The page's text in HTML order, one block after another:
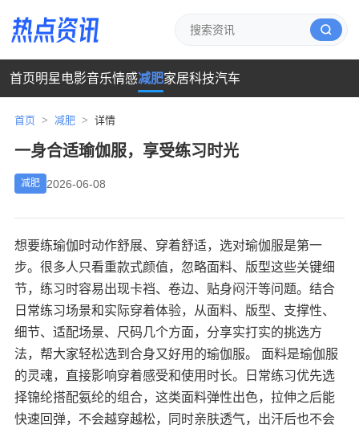
首页明星 电影音乐情感减肥家居科技汽车
首页 > 减肥 > 详情
一身合适瑜伽服，享受练习时光
减肥 2026-06-08
想要练瑜伽时动作舒展、穿着舒适，选对瑜伽服是第一
步。很多人只看重款式颜值，忽略面料、版型这些关键细
节，练习时容易出现卡裆、卷边、贴身闷汗等问题。结合
日常练习场景和实际穿着体验，从面料、版型、支撑性、
细节、适配场景、尺码几个方面，分享实打实的挑选方
法，帮大家轻松选到合身又好用的瑜伽服。 面料是瑜伽服
的灵魂，直接影响穿着感受和使用时长。日常练习优先选
择锦纶搭配氨纶的组合，这类面料弹性出色，拉伸之后能
快速回弹，不会越穿越松，同时亲肤透气，出汗后也不会